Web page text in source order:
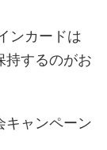
ンカードは
持するのがお
キャンペーン